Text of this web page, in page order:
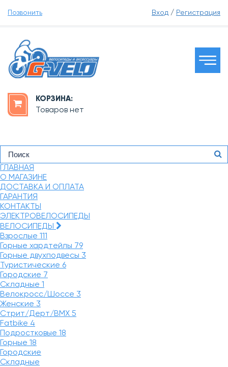
Позвонить Вход / Регистрация
КОРЗИНА:
Товаров нет
ГЛАВНАЯ
О МАГАЗИНЕ
ДОСТАВКА И ОПЛАТА
ГАРАНТИЯ
КОНТАКТЫ
ЭЛЕКТРОВЕЛОСИПЕДЫ
ВЕЛОСИПЕДЫ
Взрослые 111
Горные хардтейлы 79
Горные двухподвесы 3
Туристические 6
Городские 7
Складные 1
Велокросс/Шоссе 3
Женские 3
Стрит/Дерт/BMX 5
Fatbike 4
Подростковые 18
Горные 18
Городские
Складные